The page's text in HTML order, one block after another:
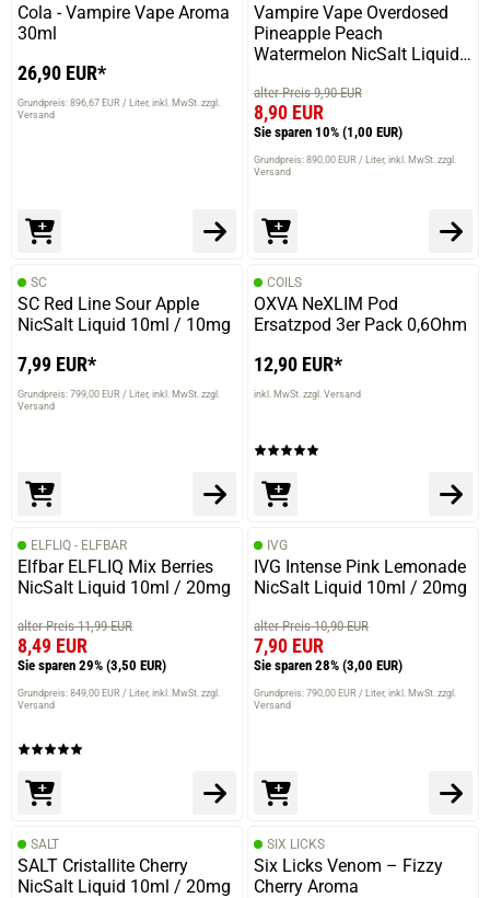
Cola - Vampire Vape Aroma
30ml
26,90 EUR*
Grundpreis: 896,67 EUR / Liter inkl. MwSt. zzgl.
Versand
Vampire Vape Overdosed
Pineapple Peach
Watermelon NicSalt Liquid
alter Preis 9,90 EUR
8,90 EUR
Sie sparen 10% (1,00 EUR)
Grundpreis: 890,00 EUR / Liter inkl. MwSt. zzgl.
Versand
SC
SC Red Line Sour Apple
NicSalt Liquid 10ml / 10mg
7,99 EUR*
Grundpreis: 799,00 EUR / Liter inkl. MwSt. zzgl.
Versand
COILS
OXVA NeXLIM Pod
Ersatzpod 3er Pack 0,6Ohm
12,90 EUR*
inkl. MwSt. zzgl. Versand
ELFLIQ - ELFBAR
Elfbar ELFLIQ Mix Berries
NicSalt Liquid 10ml / 20mg
alter Preis 11,99 EUR
8,49 EUR
Sie sparen 29% (3,50 EUR)
Grundpreis: 849,00 EUR / Liter inkl. MwSt. zzgl.
Versand
IVG
IVG Intense Pink Lemonade
NicSalt Liquid 10ml / 20mg
alter Preis 10,90 EUR
7,90 EUR
Sie sparen 28% (3,00 EUR)
Grundpreis: 790,00 EUR / Liter inkl. MwSt. zzgl.
Versand
SALT
SALT Cristallite Cherry
NicSalt Liquid 10ml / 20mg
SIX LICKS
Six Licks Venom – Fizzy
Cherry Aroma